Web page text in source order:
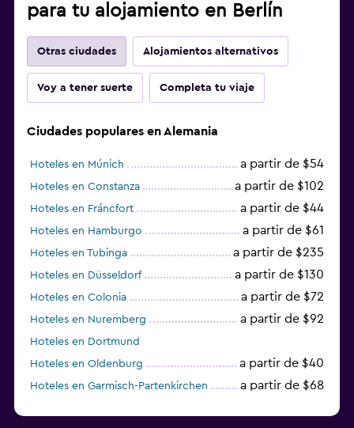
para tu alojamiento en Berlín
Otras ciudades Alojamientos alternativos
Voy a tener suerte Completa tu viaje
Ciudades populares en Alemania
Hoteles en Múnich a partir de $54
Hoteles en Constanza a partir de $102
Hoteles en Fráncfort a partir de $44
Hoteles en Hamburgo a partir de $61
Hoteles en Tubinga a partir de $235
Hoteles en Düsseldorf a partir de $130
Hoteles en Colonia a partir de $72
Hoteles en Nuremberg a partir de $92
Hoteles en Dortmund
Hoteles en Oldenburg
a partir de $40
Hoteles en Garmisch-Partenkirchen a partir de $68